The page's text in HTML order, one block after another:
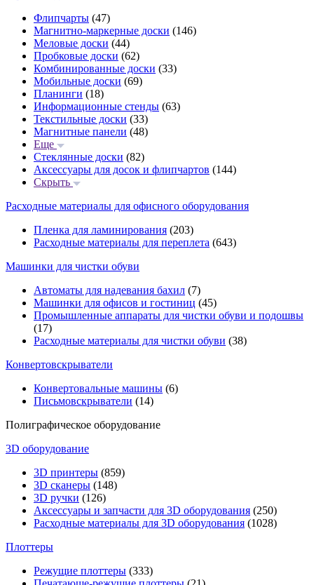
Флипчарты (47)
Магнитно-маркерные доски (146)
Меловые доски (44)
Пробковые доски (62)
Комбинированные доски (33)
Мобильные доски (69)
Планинги (18)
Информационные стенды (63)
Текстильные доски (33)
Магнитные панели (48)
Еще
Стеклянные доски (82)
Аксессуары для досок и флипчартов (144)
Скрыть
Расходные материалы для офисного оборудования
Пленка для ламинирования (203)
Расходные материалы для переплета (643)
Машинки для чистки обуви
Автоматы для надевания бахил (7)
Машинки для офисов и гостиниц (45)
Промышленные аппараты для чистки обуви и подошвы
(17)
Расходные материалы для чистки обуви (38)
Конвертовскрыватели
Конвертовальные машины (6)
Письмовскрыватели (14)
Полиграфическое оборудование
3D оборудование
3D принтеры (859)
3D сканеры (148)
3D ручки (126)
Аксессуары и запчасти для 3D оборудования (250)
Расходные материалы для 3D оборудования (1028)
Плоттеры
Режущие плоттеры (333)